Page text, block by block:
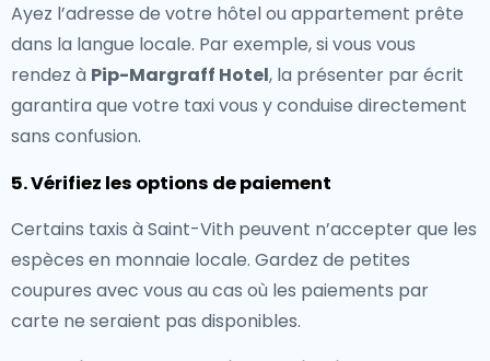
Ayez l’adresse de votre hôtel ou appartement prête
dans la langue locale. Par exemple, si vous vous
rendez à Pip-Margraff Hotel, la présenter par écrit
garantira que votre taxi vous y conduise directement
sans confusion.
5. Vérifiez les options de paiement
Certains taxis à Saint-Vith peuvent n’accepter que les
espèces en monnaie locale. Gardez de petites
coupures avec vous au cas où les paiements par
carte ne seraient pas disponibles.